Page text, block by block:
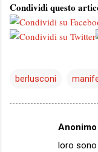
Condividi questo
berlusconi
Anonimo
loro